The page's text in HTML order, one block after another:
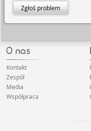
Zgłoś problem
Kontakt
Zespół
Media
Współpraca